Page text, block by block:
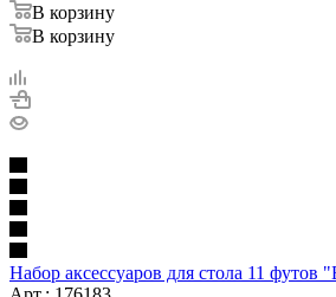
В корзину
В корзину
Набор аксессуаров для стола 11 футов